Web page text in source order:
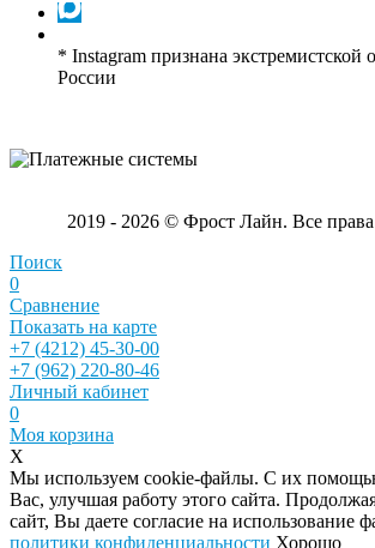
* Instagram признана экстремистской
России
2019 - 2026 © Фрост Лайн. Все
Поиск
0
Сравнение
Показать на карте
+7 (4212) 45-30-00
+7 (962) 220-80-46
Личный кабинет
0
Моя корзина
X
Мы используем cookie-файлы. С их
Вас, улучшая работу этого сайта.
сайт, Вы даете согласие на использование
политики конфиденциальности Хорошо